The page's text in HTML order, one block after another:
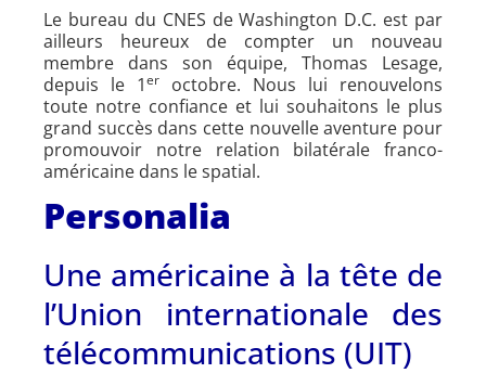
Le bureau du CNES de Washington D.C. est par
ailleurs heureux de compter un nouveau
membre dans son équipe, Thomas Lesage,
depuis le 1er
octobre. Nous lui renouvelons
toute notre confiance et lui souhaitons le plus
grand succès dans cette nouvelle aventure pour
promouvoir notre relation bilatérale franco-
américaine dans le spatial.
Personalia
Une américaine à la tête de
l’Union internationale des
télécommunications (UIT)